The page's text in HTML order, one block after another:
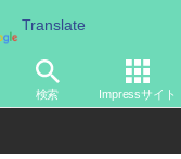
Translate
検索 Impressサイト